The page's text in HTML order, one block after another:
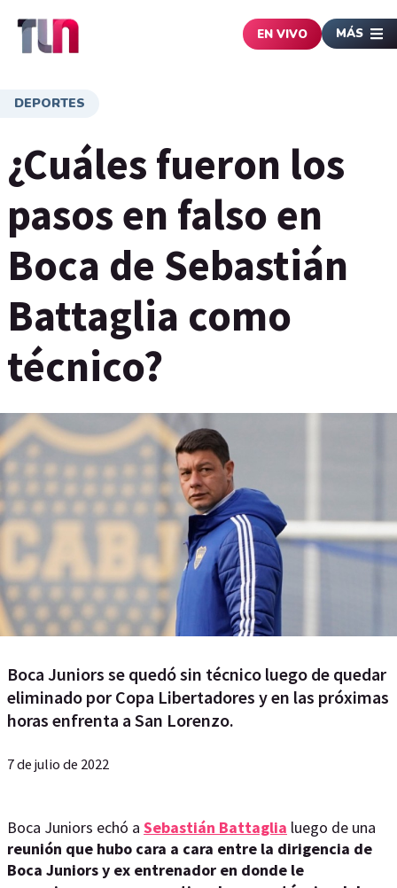
EN VIVO MÁS
DEPORTES
¿Cuáles fueron los
pasos en falso en
Boca de Sebastián
Battaglia como
técnico?
Boca Juniors se quedó sin técnico luego de quedar
eliminado por Copa Libertadores y en las próximas
horas enfrenta a San Lorenzo.
7 de julio de 2022
Boca Juniors echó a Sebastián Battaglia luego de una
reunión que hubo cara a cara entre la dirigencia de
Boca Juniors y ex entrenador en donde le